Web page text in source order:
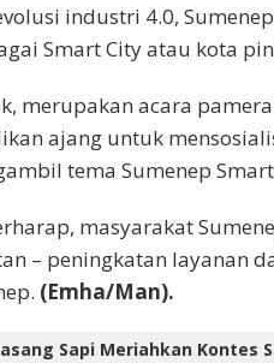
industri 4.0,
Smart City atau kota
merupakan acara
ajang untuk
tema Sumenep
masyarakat
– peningkatan layanan
(Emha/Man).
Sapi Meriahkan Kontes